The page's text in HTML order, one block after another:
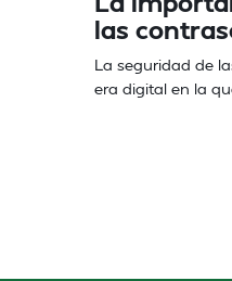
las
La seguridad de
era digital en la